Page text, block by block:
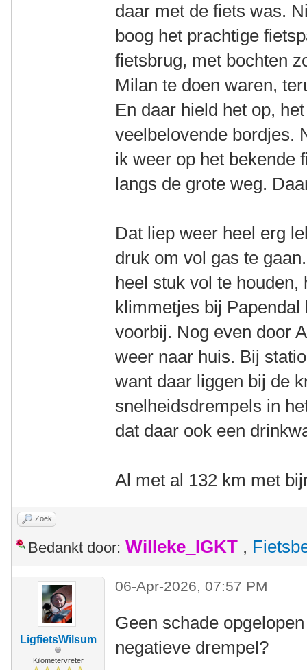
daar met de fiets was.
boog het prachtige
fietsbrug, met bochten
Milan te doen waren,
En daar hield het op,
veelbelovende bordjes.
ik weer op het bekende
langs de grote weg.
Dat liep weer heel erg
druk om vol gas te
heel stuk vol te
klimmetjes bij
voorbij. Nog even door
weer naar huis. Bij
want daar liggen bij de
snelheidsdrempels in
dat daar ook een
Al met al 132 km met
Zoek
Bedankt door: Willeke_IGKT ,
LigfietsWilsum
Kilometervreter
06-Apr-2026, 07:57 PM
Geen schade
negatieve drempel?